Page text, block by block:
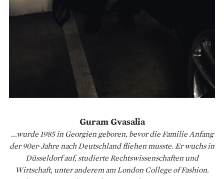
Guram Gvasalia
...wurde 1985 in Georgien geboren, bevor die Familie Anfang
der 90er-Jahre nach Deutschland fliehen musste. Er wuchs in
Düsseldorf auf, studierte Rechtswissenschaften und
Wirtschaft, unter anderem am London College of Fashion.